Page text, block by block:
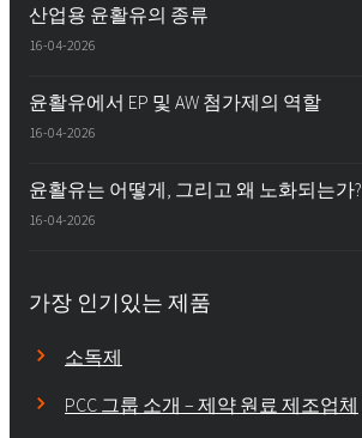
산업용 윤활유의 종류
16-04-2026
윤활유에서 EP 및 AW 첨가제의 역할
16-04-2026
윤활유는 어떻게, 그리고 왜 노화되는가?
16-04-2026
가장 인기있는 제품
소독제
PCC 그룹 소개 – 제약 원료 제조업체